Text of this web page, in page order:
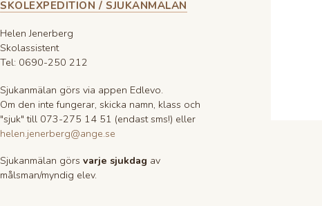
SKOLEXPEDITION / SJUKANMÄLAN
Helen Jenerberg
Skolassistent
Tel: 0690-250 212
Sjukanmälan görs via appen Edlevo.
Om den inte fungerar, skicka namn, klass och
"sjuk" till 073-275 14 51 (endast sms!) eller
helen.jenerberg@ange.se
Sjukanmälan görs varje sjukdag av
målsman/myndig elev.